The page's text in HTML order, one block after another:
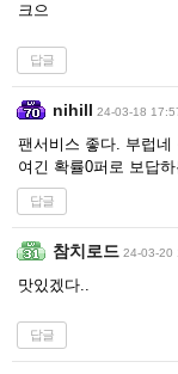
크으
답글
nihill 24-03-18
팬서비스 좋다. 부럽네
여긴 확률0퍼로 보답하
답글
참치로드 24-03-20
맛있겠다..
답글